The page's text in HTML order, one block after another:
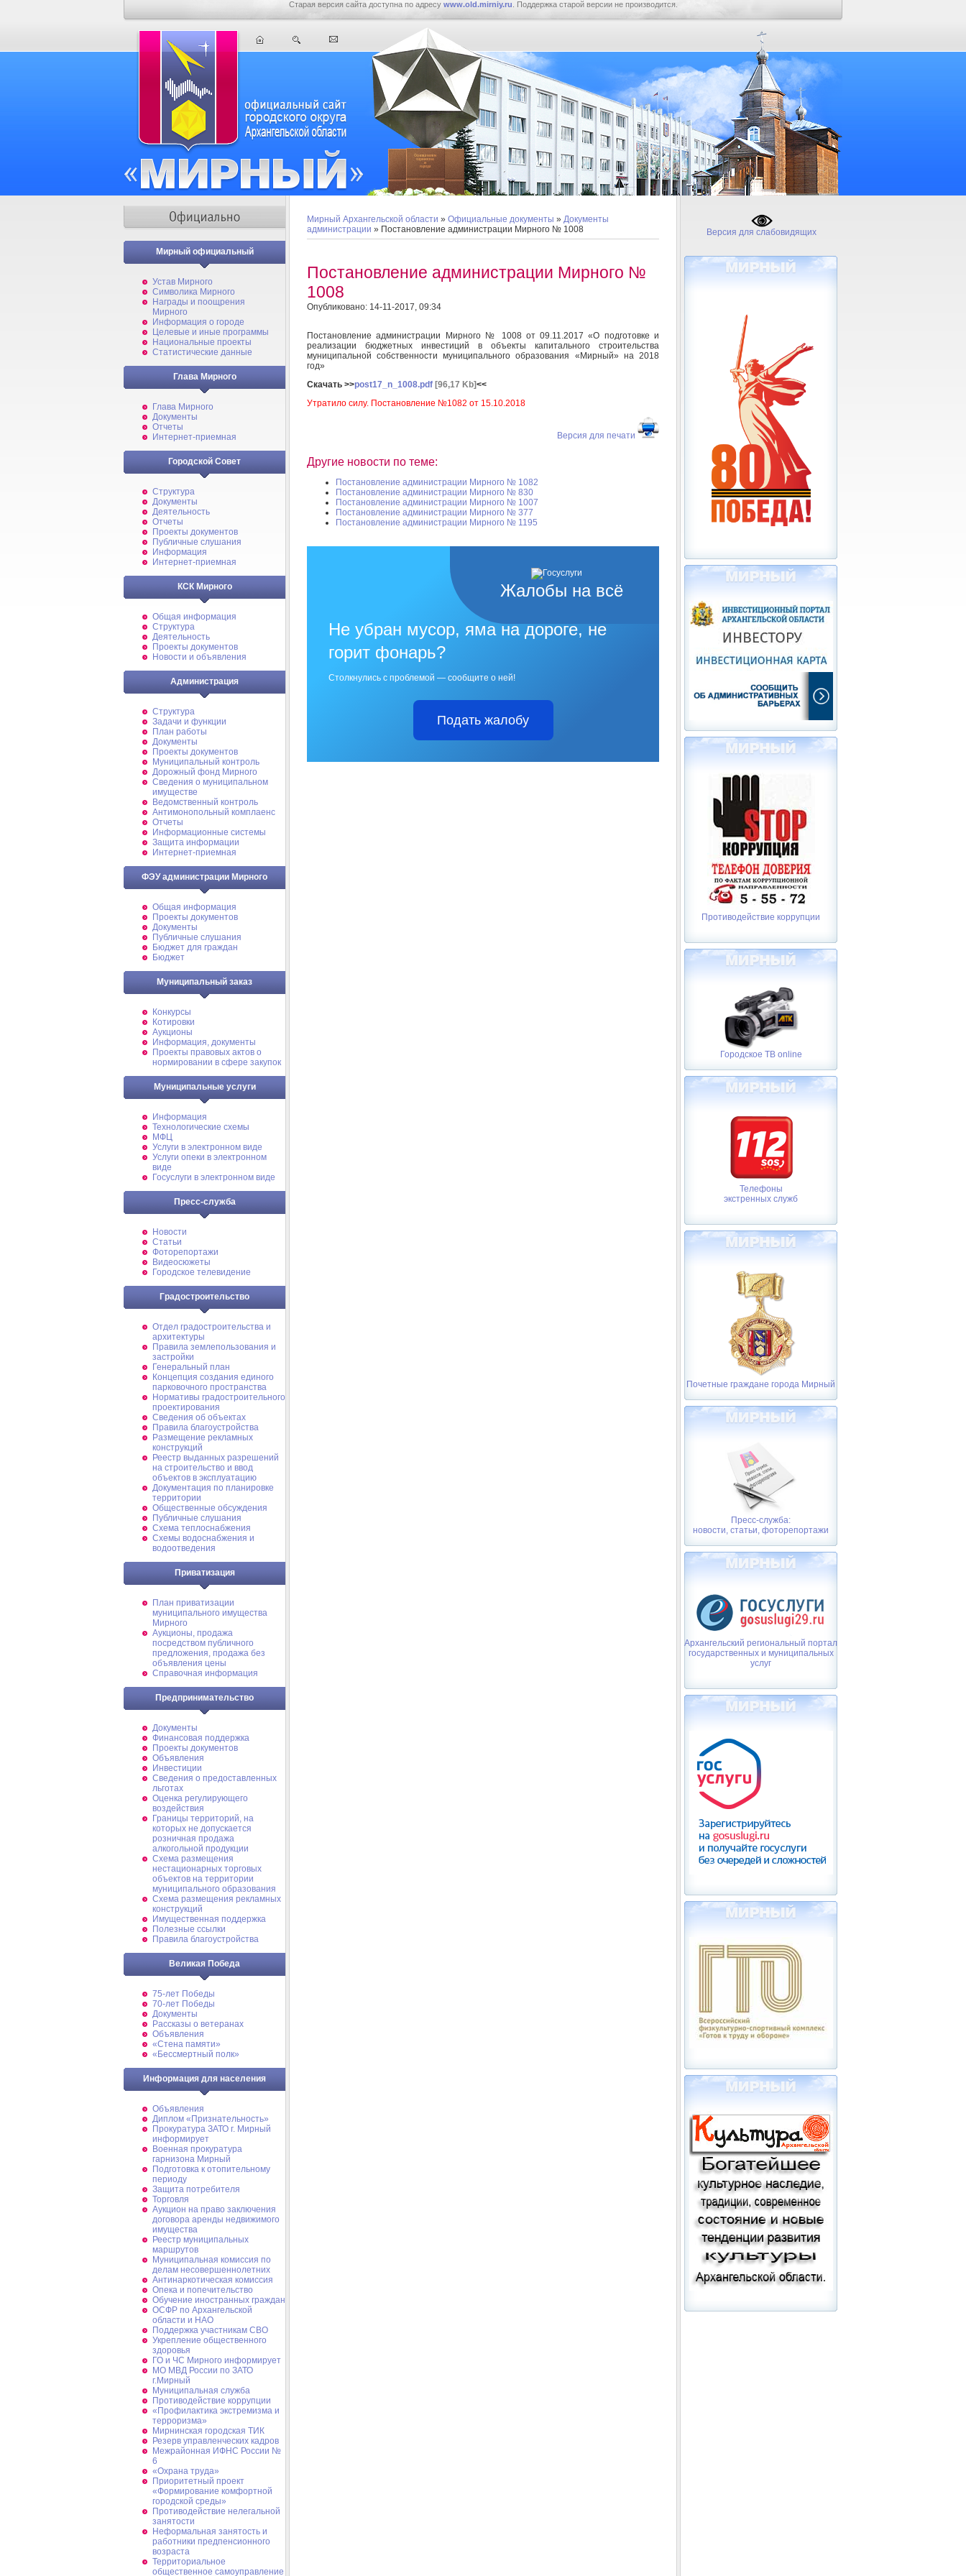
Старая версия сайта доступна по адресу www.old.mirniy.ru . Поддержка старой версии не производится.
Мирный официальный
Устав Мирного
Символика Мирного
Награды и поощрения
Мирного
Информация о городе
Целевые и иные программы
Национальные проекты
Статистические данные
Глава Мирного
Глава Мирного
Документы
Отчеты
Интернет-приемная
Городской Совет
Структура
Документы
Деятельность
Отчеты
Проекты документов
Публичные слушания
Информация
Интернет-приемная
КСК Мирного
Общая информация
Структура
Деятельность
Проекты документов
Новости и объявления
Администрация
Структура
Задачи и функции
План работы
Документы
Проекты документов
Муниципальный контроль
Дорожный фонд Мирного
Cведения о муниципальном
имуществе
Ведомственный контроль
Антимонопольный комплаенс
Отчеты
Информационные системы
Защита информации
Интернет-приемная
ФЭУ администрации Мирного
Общая информация
Проекты документов
Документы
Публичные слушания
Бюджет для граждан
Бюджет
Муниципальный заказ
Конкурсы
Котировки
Аукционы
Информация, документы
Проекты правовых актов о
нормировании в сфере закупок
Муниципальные услуги
Информация
Технологические схемы
МФЦ
Услуги в электронном виде
Услуги опеки в электронном
виде
Госуслуги в электронном виде
Пресс-служба
Новости
Статьи
Фоторепортажи
Видеосюжеты
Городское телевидение
Градостроительство
Отдел градостроительства и
архитектуры
Правила землепользования и
застройки
Генеральный план
Концепция создания единого
парковочного пространства
Нормативы градостроительного
проектирования
Сведения об объектах
Правила благоустройства
Размещение рекламных
конструкций
Реестр выданных разрешений
на строительство и ввод
объектов в эксплуатацию
Документация по планировке
территории
Общественные обсуждения
Публичные слушания
Схема теплоснабжения
Схемы водоснабжения и
водоотведения
Приватизация
План приватизации
муниципального имущества
Мирного
Аукционы, продажа
посредством публичного
предложения, продажа без
объявления цены
Справочная информация
Предпринимательство
Документы
Финансовая поддержка
Проекты документов
Объявления
Инвестиции
Сведения о предоставленных
льготах
Оценка регулирующего
воздействия
Границы территорий, на
которых не допускается
розничная продажа
алкогольной продукции
Схема размещения
нестационарных торговых
объектов на территории
муниципального образования
Схема размещения рекламных
конструкций
Имущественная поддержка
Полезные ссылки
Правила благоустройства
Великая Победа
75-лет Победы
70-лет Победы
Документы
Рассказы о ветеранах
Объявления
«Стена памяти»
«Бессмертный полк»
Информация для населения
Объявления
Диплом «Признательность»
Прокуратура ЗАТО г. Мирный
информирует
Военная прокуратура
гарнизона Мирный
Подготовка к отопительному
периоду
Защита потребителя
Торговля
Аукцион на право заключения
договора аренды недвижимого
имущества
Реестр муниципальных
маршрутов
Муниципальная комиссия по
делам несовершеннолетних
Антинаркотическая комиссия
Опека и попечительство
Обучение иностранных граждан
ОСФР по Архангельской
области и НАО
Поддержка участникам СВО
Укрепление общественного
здоровья
ГО и ЧС Мирного информирует
МО МВД России по ЗАТО
г.Мирный
Муниципальная cлужба
Противодействие коррупции
«Профилактика экстремизма и
терроризма»
Мирнинская городская ТИК
Резерв управленческих кадров
Межрайонная ИФНС России №
6
«Охрана труда»
Приоритетный проект
«Формирование комфортной
городской среды»
Противодействие нелегальной
занятости
Неформальная занятость и
работники предпенсионного
возраста
Территориальное
общественное самоуправление
Мирный Архангельской области » Официальные документы » Документы
администрации » Постановление администрации Мирного № 1008
Постановление администрации Мирного №
1008
Опубликовано: 14-11-2017, 09:34
Постановление администрации Мирного № 1008 от 09.11.2017 «О подготовке и
реализации бюджетных инвестиций в объекты капитального строительства
муниципальной собственности муниципального образования «Мирный» на 2018
год»
Скачать >>post17_n_1008.pdf [96,17 Kb]<<
Утратило силу. Постановление №1082 от 15.10.2018
Версия для печати
Другие новости по теме:
Постановление администрации Мирного № 1082
Постановление администрации Мирного № 830
Постановление администрации Мирного № 1007
Постановление администрации Мирного № 377
Постановление администрации Мирного № 1195
Жалобы на всё
Не убран мусор, яма на дороге, не
горит фонарь?
Столкнулись с проблемой — сообщите о ней!
Подать жалобу
Версия для слабовидящих
Противодействие коррупции
Городское ТВ online
Телефоны
экстренных служб
Почетные граждане города Мирный
Пресс-служба:
новости, статьи, фоторепортажи
Архангельский региональный портал
государственных и муниципальных
услуг